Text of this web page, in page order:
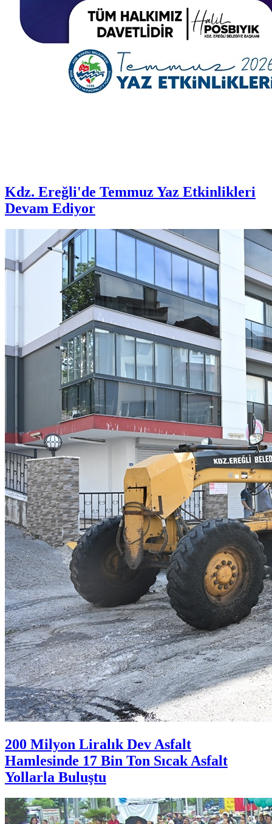
Kdz. Ereğli'de Temmuz Yaz Etkinlikleri
Devam Ediyor
200 Milyon Liralık Dev Asfalt
Hamlesinde 17 Bin Ton Sıcak Asfalt
Yollarla Buluştu